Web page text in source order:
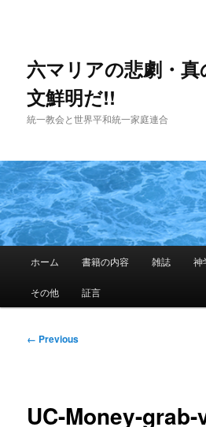
content六マリアの悲劇・真
文鮮明だ!!
統一教会と世界平和統一家庭連合
ホーム 書籍の内容 雑誌 神
その他 証言
Image
← Previous
UC-Money-